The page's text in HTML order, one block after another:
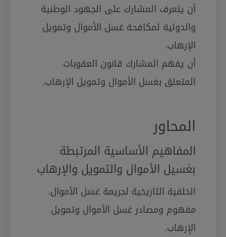
أن يتعرف المشارك على الجهود الوطنية
والدولية لمكافحة غسل الأموال وتمويل
الإرهاب.
أن يفهم المشارك قانون العقوبات
المتعلق بغسل الأموال وتمويل الإرهاب.
المحاور
المفاهيم الأساسية المرتبطة
بغسيل الأموال والتمويل والإرهاب
الخلفية التاريخية لجريمة غسل الأموال.
مفهوم ومصادر غسل الأموال وتمويل
الإرهاب.